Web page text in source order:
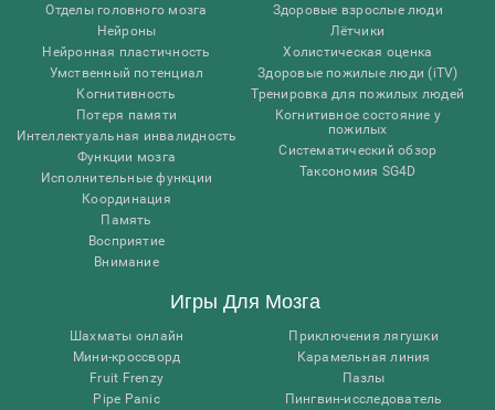
Отделы головного мозга
Нейроны
Нейронная пластичность
Умственный потенциал
Когнитивность
Потеря памяти
Интеллектуальная инвалидность
Функции мозга
Исполнительные функции
Координация
Память
Восприятие
Внимание
Здоровые взрослые люди
Лётчики
Холистическая оценка
Здоровые пожилые люди (iTV)
Тренировка для пожилых людей
Когнитивное состояние у
пожилых
Систематический обзор
Таксономия SG4D
Игры Для Мозга
Шахматы онлайн
Мини-кроссворд
Fruit Frenzy
Pipe Panic
Приключения лягушки
Карамельная линия
Пазлы
Пингвин-исследователь